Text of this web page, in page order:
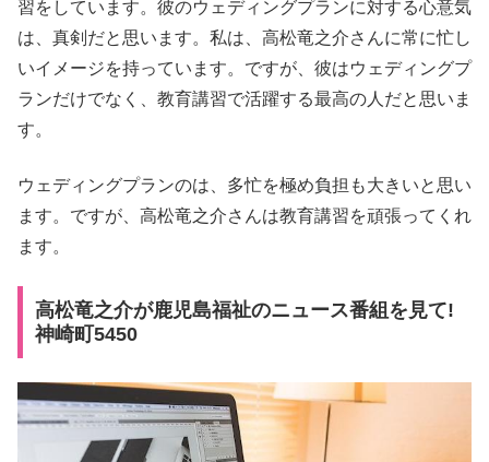
習をしています。彼のウェディングプランに対する心意気
は、真剣だと思います。私は、高松竜之介さんに常に忙し
いイメージを持っています。ですが、彼はウェディングプ
ランだけでなく、教育講習で活躍する最高の人だと思いま
す。
ウェディングプランのは、多忙を極め負担も大きいと思い
ます。ですが、高松竜之介さんは教育講習を頑張ってくれ
ます。
高松竜之介が鹿児島福祉のニュース番組を見て!
神崎町5450